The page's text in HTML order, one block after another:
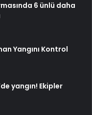
6 ünlü daha
Yangını Kontrol
yangın! Ekipler